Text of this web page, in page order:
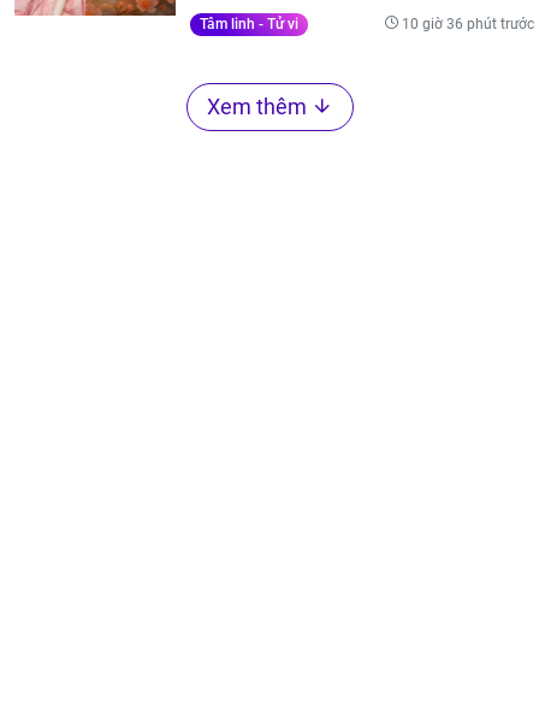
Tâm linh - Tử vi 10 giờ 36 phút trước
Xem thêm